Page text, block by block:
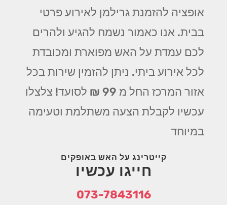
אופציה להזמנת גרילמן לאירוע פרטי
בבית. אנו כאמור נשמח להגיע ולהרים
לכם עמדת על האש מפוארת ומכובדת
לכל אירוע ביתי. ניתן להזמין שירות בכל
אזור המרכז החל מ 99 ₪ לסועד! צלצלו
עכשיו לקבלת הצעה משתלמת וטעימה
במיוחד
קייטרינג על האש באופקים
חייגו עכשיו
073-7843116